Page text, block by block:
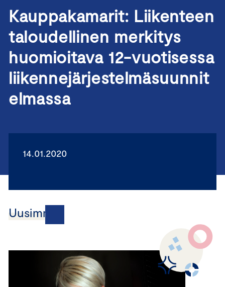
Kauppakamarit: Liikenteen
taloudellinen merkitys
huomioitava 12-vuotisessa
liikennejärjestelmäsuunnit
elmassa
14.01.2020
Uusimmat